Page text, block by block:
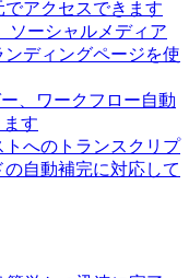
アクセスできます
ソーシャルメディア
ディングページを使
、ワークフロー自動
す
へのトランスクリプ
自動補完に対応して